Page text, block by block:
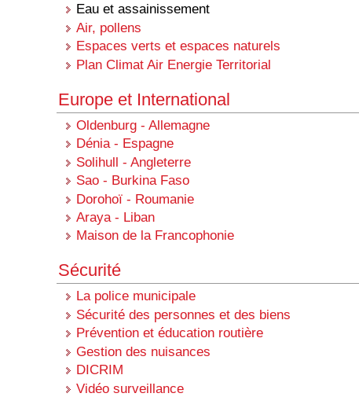
Eau et assainissement
Air, pollens
Espaces verts et espaces naturels
Plan Climat Air Energie Territorial
Europe et International
Oldenburg - Allemagne
Dénia - Espagne
Solihull - Angleterre
Sao - Burkina Faso
Dorohoï - Roumanie
Araya - Liban
Maison de la Francophonie
Sécurité
La police municipale
Sécurité des personnes et des biens
Prévention et éducation routière
Gestion des nuisances
DICRIM
Vidéo surveillance